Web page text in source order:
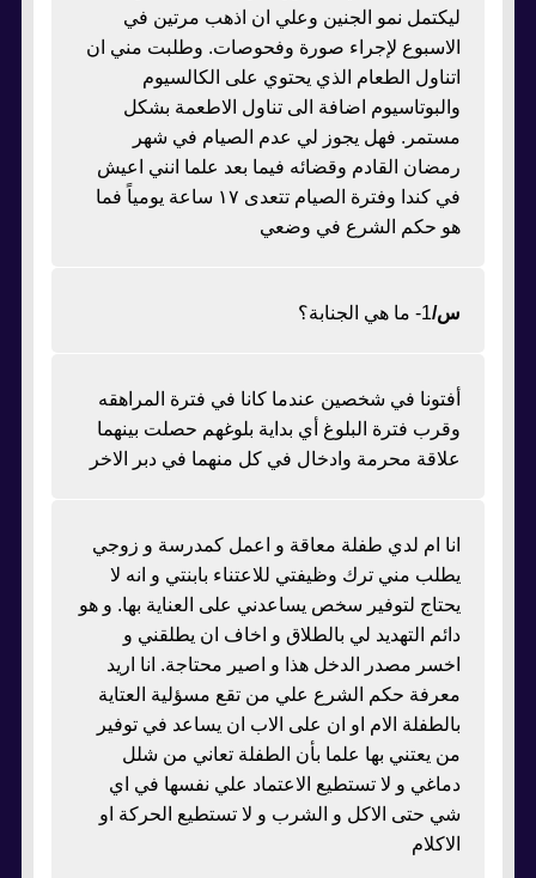
ليكتمل نمو الجنين وعلي ان اذهب مرتين في
الاسبوع لإجراء صورة وفحوصات. وطلبت مني ان
اتناول الطعام الذي يحتوي على الكالسيوم
والبوتاسيوم اضافة الى تناول الاطعمة بشكل
مستمر. فهل يجوز لي عدم الصيام في شهر
رمضان القادم وقضائه فيما بعد علما انني اعيش
في كندا وفترة الصيام تتعدى ١٧ ساعة يومياً فما
هو حكم الشرع في وضعي
س/1- ما هي الجنابة؟
أفتونا في شخصين عندما كانا في فترة المراهقه
وقرب فترة البلوغ أي بداية بلوغهم حصلت بينهما
علاقة محرمة وادخال في كل منهما في دبر الاخر
انا ام لدي طفلة معاقة و اعمل كمدرسة و زوجي
يطلب مني ترك وظيفتي للاعتناء بابنتي و انه لا
يحتاج لتوفير سخص يساعدني على العناية بها. و هو
دائم التهديد لي بالطلاق و اخاف ان يطلقني و
اخسر مصدر الدخل هذا و اصير محتاجة. انا اريد
معرفة حكم الشرع علي من تقع مسؤلية العتاية
بالطفلة الام او ان على الاب ان يساعد في توفير
من يعتني بها علما بأن الطفلة تعاني من شلل
دماغي و لا تستطيع الاعتماد علي نفسها في اي
شي حتى الاكل و الشرب و لا تستطيع الحركة او
الاكلام